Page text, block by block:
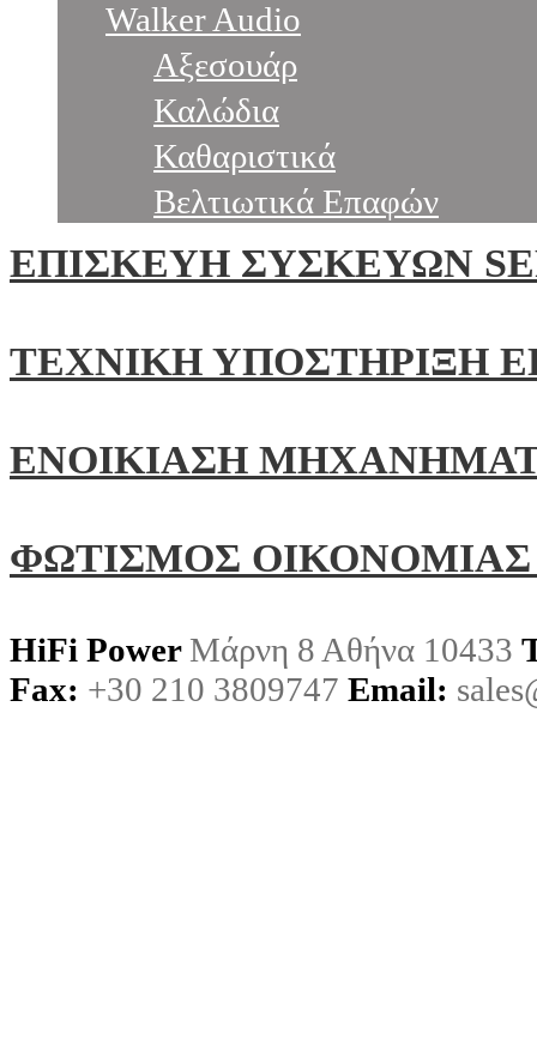
Walker Audio
Αξεσουάρ
Καλώδια
Καθαριστικά
Βελτιωτικά Επαφών
ΕΠΙΣΚΕΥΗ ΣΥΣΚΕΥΩΝ
ΤΕΧΝΙΚΗ ΥΠΟΣΤΗΡΙΞΗ
ΕΝΟΙΚΙΑΣΗ
ΦΩΤΙΣΜΟΣ ΟΙΚΟΝΟΜΙΑΣ
HiFi Power Μάρνη 8 Αθήνα 10433
Fax: +30 210 3809747 Email: